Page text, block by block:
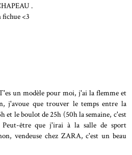
.
fichue <3
un modèle pour moi, j'ai la flemme et
j'avoue que trouver le temps entre la
et le boulot de 25h (50h la semaine, c'est
être que j'irai à la salle de sport
vendeuse chez ZARA, c'est un beau